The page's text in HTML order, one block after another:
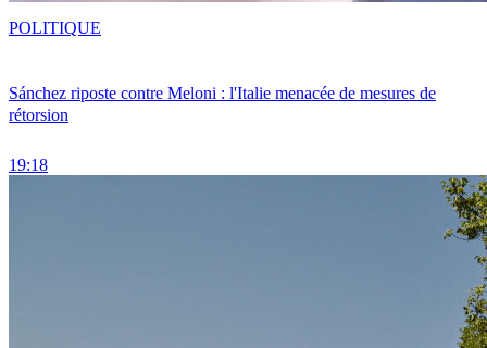
Sánchez riposte contre Meloni : l'Italie menacée de mesures de
rétorsion
19:18
POLITIQUE